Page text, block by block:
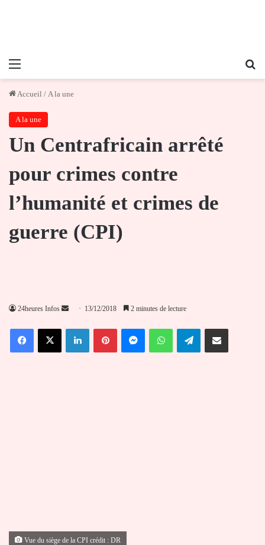
Menu
Accueil / A la une
A la une
Un Centrafricain arrêté
pour crimes contre
l’humanité et crimes de
guerre (CPI)
24heures Infos
Envoyer
courriel
13/12/2018 2 minutes de lecture
FacebookX LinkedinPinterestMessengerWhatsAppTelegramPartager par email
Vue du siège de la CPI crédit : DR